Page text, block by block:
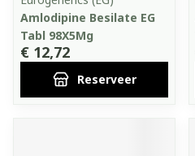
Amlodipine Besilate EG
Tabl 98X5Mg
€ 12,72
Reserveer